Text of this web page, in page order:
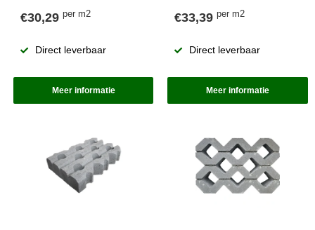
€30,29 per m2
Direct leverbaar
Meer informatie
€33,39per m2
Direct leverbaar
Meer informatie